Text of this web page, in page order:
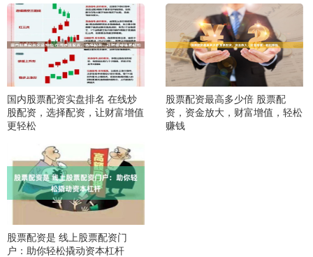
国内股票配资实盘排名 在线炒
股配资，选择配资，让财富增值
更轻松
股票配资最高多少倍 股票配
资，资金放大，财富增值，轻松
赚钱
股票配资是 线上股票配资门
户：助你轻松撬动资本杠杆